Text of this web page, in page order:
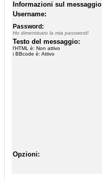
Informazioni sul messaggio
Username:
Password:
Ho dimenticato la mia password!
Testo del messaggio:
l'HTML è: Non attivo
i BBcode è: Attivo
Opzioni: